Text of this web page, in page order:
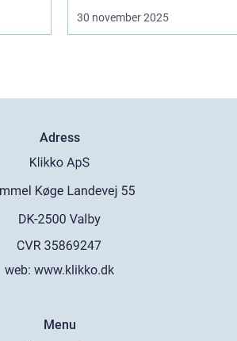
30 november 2025
Adress
web: www.klikko.dk
Menu